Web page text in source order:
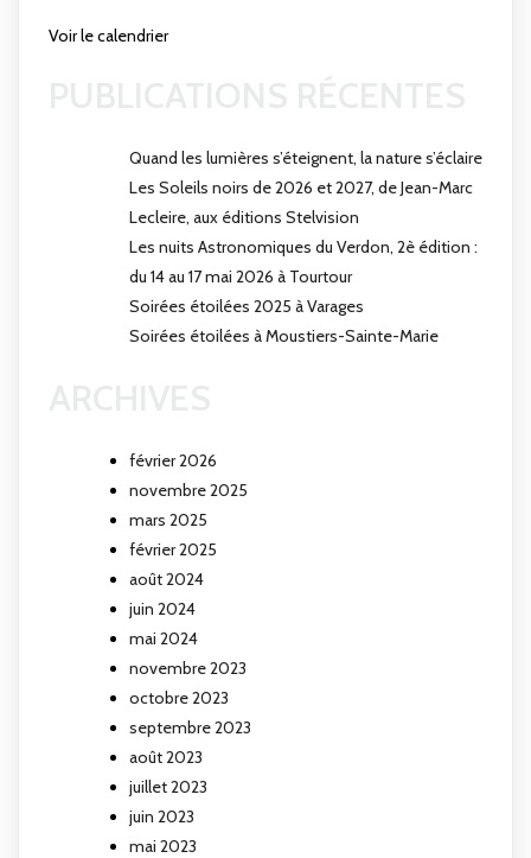
Voir le calendrier
Quand les lumières s’éteignent, la nature s’éclaire
Les Soleils noirs de 2026 et 2027, de Jean-Marc
Lecleire, aux éditions Stelvision
Les nuits Astronomiques du Verdon, 2è édition :
du 14 au 17 mai 2026 à Tourtour
Soirées étoilées 2025 à Varages
Soirées étoilées à Moustiers-Sainte-Marie
février 2026
novembre 2025
mars 2025
février 2025
août 2024
juin 2024
mai 2024
novembre 2023
octobre 2023
septembre 2023
août 2023
juillet 2023
juin 2023
mai 2023